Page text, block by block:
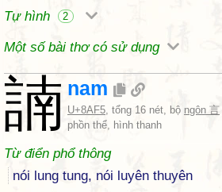
Tự hình
2
Một số bài thơ có sử dụng
諵 nam
U+8AF5, tổng 16 nét, bộ ngôn 言
phồn thể, hình thanh
Từ điển phổ thông
nói lung tung, nói luyên thuyên